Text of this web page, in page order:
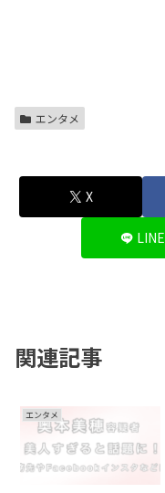
エンタメ
X
LINE
関連記事
エンタメ